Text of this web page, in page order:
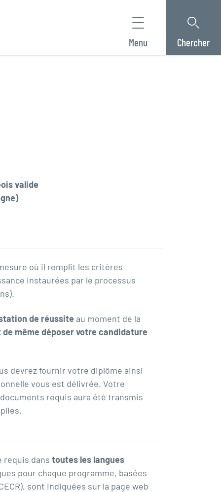
Menu Chercher
valide
où il remplit les critères
instaurées par le processus
de réussiteau moment de la
de même déposer votre candidature
devrez fournir votre diplôme ainsi
vous est délivrée. Votre
requis aura été transmis
requis dans toutes les langues
pour chaque programme, basées
, sont indiquées sur la page web